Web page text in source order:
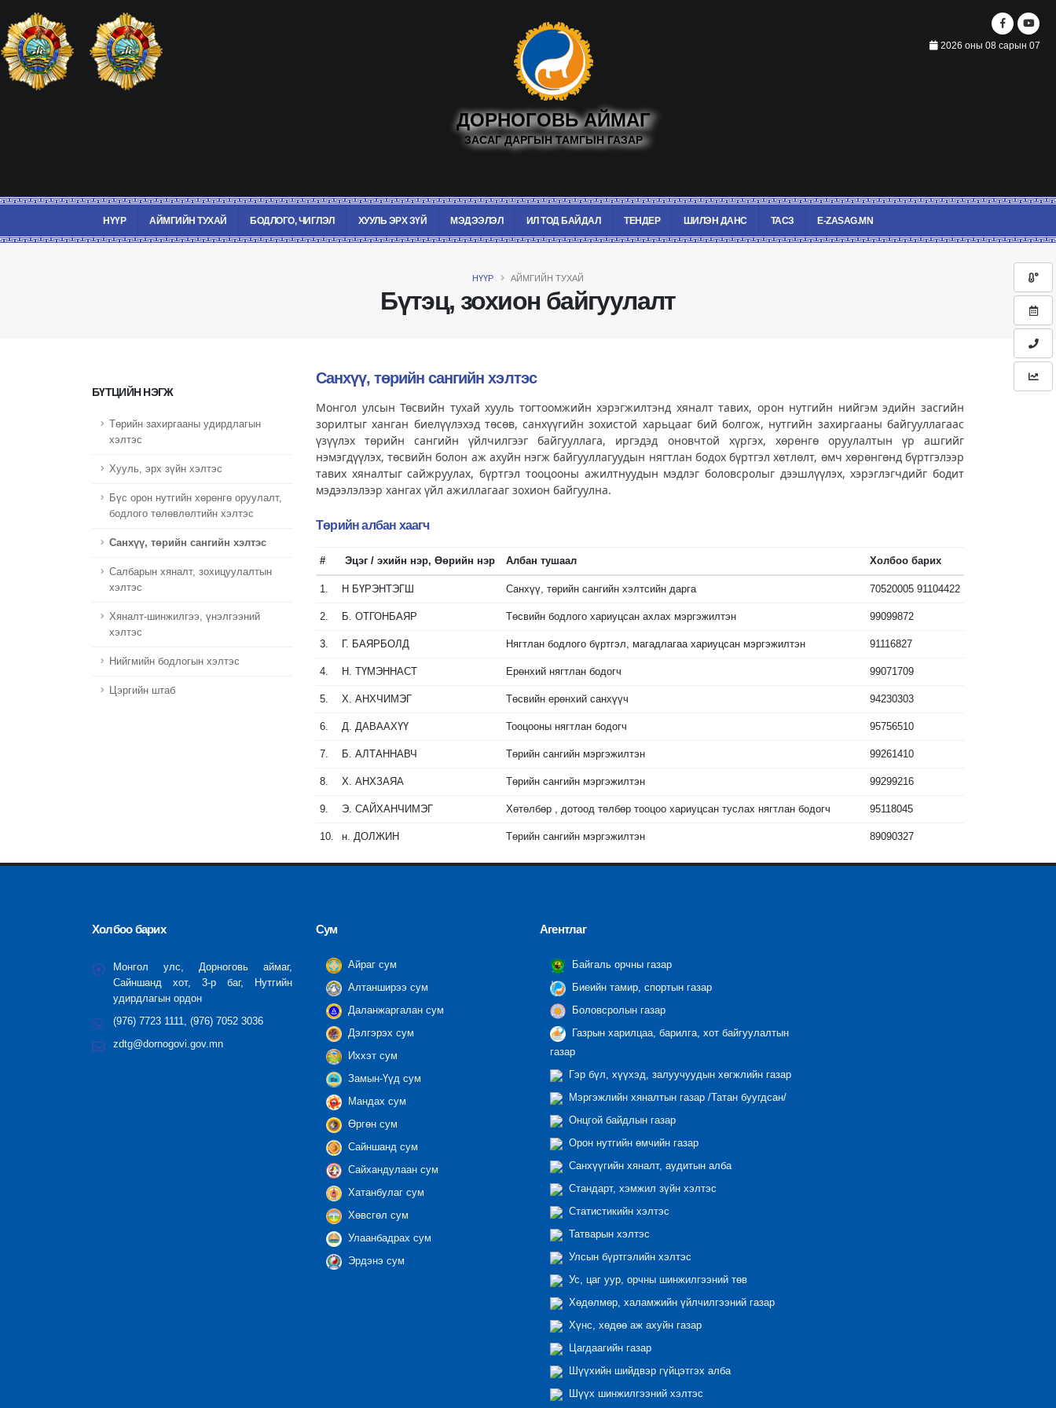
2026 оны 08 сарын 07
ДОРНОГОВЬ АЙМАГ
ЗАСАГ ДАРГЫН ТАМГЫН ГАЗАР
НҮҮР АЙМГИЙН ТУХАЙ БОДЛОГО, ЧИГЛЭЛ ХУУЛЬ ЭРХ ЗҮЙ МЭДЭЭЛЭЛ ИЛ ТОД БАЙДАЛ ТЕНДЕР ШИЛЭН ДАНС ТАСЗ E-ZASAG.MN
Бүтэц, зохион байгуулалт
НҮҮР АЙМГИЙН ТУХАЙ
БҮТЦИЙН НЭГЖ
Төрийн захиргааны удирдлагын
хэлтэс
Хууль, эрх зүйн хэлтэс
Бүс орон нутгийн хөрөнгө оруулалт,
бодлого төлөвлөлтийн хэлтэс
Санхүү, төрийн сангийн хэлтэс
Салбарын хяналт, зохицуулалтын
хэлтэс
Хяналт-шинжилгээ, үнэлгээний
хэлтэс
Нийгмийн бодлогын хэлтэс
Цэргийн штаб
Санхүү, төрийн сангийн хэлтэс
Монгол улсын Төсвийн тухай хууль тогтоомжийн хэрэгжилтэнд хяналт тавих, орон нутгийн нийгэм эдийн засгийн
зорилтыг ханган биелүүлэхэд төсөв, санхүүгийн зохистой харьцааг бий болгож, нутгийн захиргааны байгууллагаас
үзүүлэх төрийн сангийн үйлчилгээг байгууллага, иргэдэд оновчтой хүргэх, хөрөнгө оруулалтын үр ашгийг
нэмэгдүүлэх, төсвийн болон аж ахуйн нэгж байгууллагуудын нягтлан бодох бүртгэл хөтлөлт, өмч хөрөнгөнд бүртгэлээр
тавих хяналтыг сайжруулах, бүртгэл тооцооны ажилтнуудын мэдлэг боловсролыг дээшлүүлэх, хэрэглэгчдийг бодит
мэдээлэлээр хангах үйл ажиллагааг зохион байгуулна.
Төрийн албан хаагч
# Эцэг / эхийн нэр, Өөрийн нэр Албан тушаал Холбоо барих
1. Н БҮРЭНТЭГШ Санхүү, төрийн сангийн хэлтсийн дарга 70520005 91104422
2. Б. ОТГОНБАЯР Төсвийн бодлого хариуцсан ахлах мэргэжилтэн 99099872
3. Г. БАЯРБОЛД Нягтлан бодлого бүртгэл, магадлагаа хариуцсан мэргэжилтэн 91116827
4. Н. ТҮМЭННАСТ Ерөнхий нягтлан бодогч 99071709
5. Х. АНХЧИМЭГ Төсвийн ерөнхий санхүүч 94230303
6. Д. ДАВААХҮҮ Тооцооны нягтлан бодогч 95756510
7. Б. АЛТАННАВЧ Төрийн сангийн мэргэжилтэн 99261410
8. Х. АНХЗАЯА Төрийн сангийн мэргэжилтэн 99299216
9. Э. САЙХАНЧИМЭГ Хөтөлбөр , дотоод төлбөр тооцоо хариуцсан туслах нягтлан бодогч 95118045
10. н. ДОЛЖИН Төрийн сангийн мэргэжилтэн 89090327
Холбоо барих
Монгол улс, Дорноговь аймаг,
Сайншанд хот, 3-р баг, Нутгийн
удирдлагын ордон
(976) 7723 1111, (976) 7052 3036
zdtg@dornogovi.gov.mn
Сум
Айраг сум
Алтанширээ сум
Даланжаргалан сум
Дэлгэрэх сум
Иххэт сум
Замын-Үүд сум
Мандах сум
Өргөн сум
Сайншанд сум
Сайхандулаан сум
Хатанбулаг сум
Хөвсгөл сум
Улаанбадрах сум
Эрдэнэ сум
Агентлаг
Байгаль орчны газар
Биеийн тамир, спортын газар
Боловсролын газар
Газрын харилцаа, барилга, хот байгуулалтын
газар
Гэр бүл, хүүхэд, залуучуудын хөгжлийн газар
Мэргэжлийн хяналтын газар /Татан буугдсан/
Онцгой байдлын газар
Орон нутгийн өмчийн газар
Санхүүгийн хяналт, аудитын алба
Стандарт, хэмжил зүйн хэлтэс
Статистикийн хэлтэс
Татварын хэлтэс
Улсын бүртгэлийн хэлтэс
Ус, цаг уур, орчны шинжилгээний төв
Хөдөлмөр, халамжийн үйлчилгээний газар
Хүнс, хөдөө аж ахуйн газар
Цагдаагийн газар
Шүүхийн шийдвэр гүйцэтгэх алба
Шүүх шинжилгээний хэлтэс